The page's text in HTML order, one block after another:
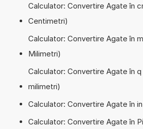
Calculator: Convertire Agate în
Centimetri)
Calculator: Convertire Agate în
Milimetri)
Calculator: Convertire Agate în
milimetri)
Calculator: Convertire Agate în
Calculator: Convertire Agate în